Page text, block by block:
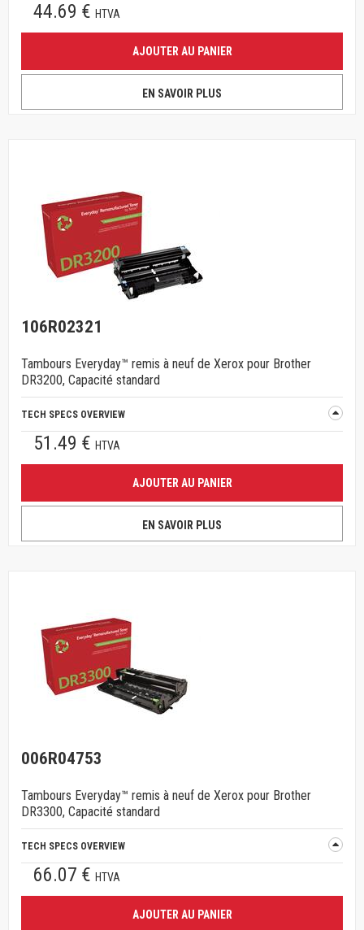
44.69 € HTVA
AJOUTER AU PANIER
EN SAVOIR PLUS
106R02321
Tambours Everyday™ remis à neuf de Xerox pour Brother
DR3200, Capacité standard
TECH SPECS OVERVIEW
51.49 € HTVA
AJOUTER AU PANIER
EN SAVOIR PLUS
006R04753
Tambours Everyday™ remis à neuf de Xerox pour Brother
DR3300, Capacité standard
TECH SPECS OVERVIEW
66.07 € HTVA
AJOUTER AU PANIER